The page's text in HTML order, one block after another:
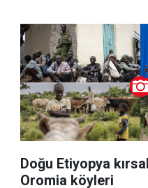
Doğu Etiyopya
Oromia köyleri